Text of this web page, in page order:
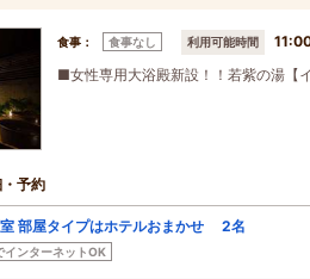
食事： 食事なし 利用可能時間
■女性専用大浴殿新設！！若紫の湯【
予約
部屋タイプはホテルおまかせ 2名
インターネットOK